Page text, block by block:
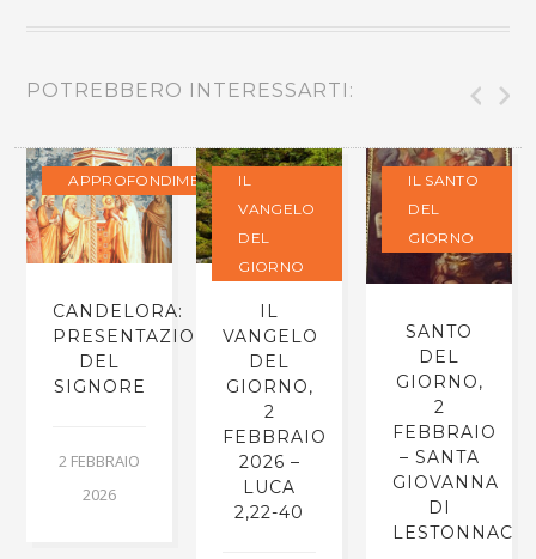
POTREBBERO INTERESSARTI:
APPROFONDIMENTI
CANDELORA:
PRESENTAZIONE
DEL
SIGNORE
2 FEBBRAIO
2026
IL
VANGELO
DEL
GIORNO
IL
VANGELO
DEL
GIORNO,
2
FEBBRAIO
2026 –
LUCA
2,22-40
IL SANTO
DEL
GIORNO
SANTO
DEL
GIORNO,
2
FEBBRAIO
– SANTA
GIOVANNA
DI
LESTONNAC